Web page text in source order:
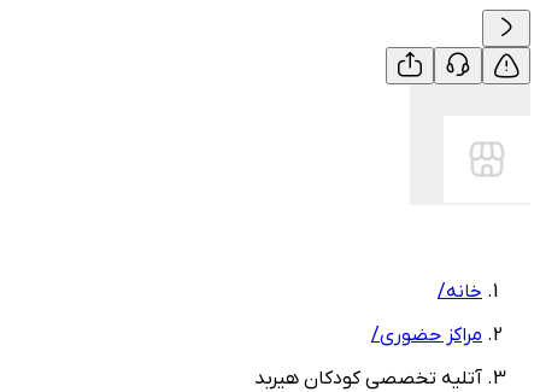
خانه/
مراکز حضوری/
آتلیه تخصصی کودکان هیربد